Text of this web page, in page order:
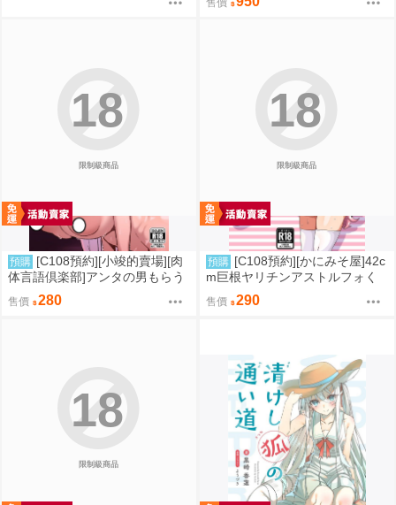
售價
限制級商品
18
預購 [C108預約][小竣的賣場][肉
体言語倶楽部]アンタの男もらう
わよ 同人誌id=3768124
售價 280
限制級商品
18
預購 [C108預約][かにみそ屋]42c
m巨根ヤリチンアストルフォく
ん男の娘コスプレイヤーがコス
プレイヤーとパコる本 FGO 同
售價 290
限制級商品
18